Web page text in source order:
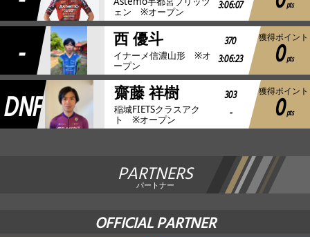
ェン ※オープン
3:06:07
pts
- 西 優斗
イナーメ信濃山形 ※オ
ープン
370
3:06:23
獲得ポイント
0 pts
DNF 齋藤 祥樹
稲城FIETSクラスアク
ト ※オープン
303
-
獲得ポイント
0 pts
PARTNERS
パートナー
OFFICIAL PARTNER